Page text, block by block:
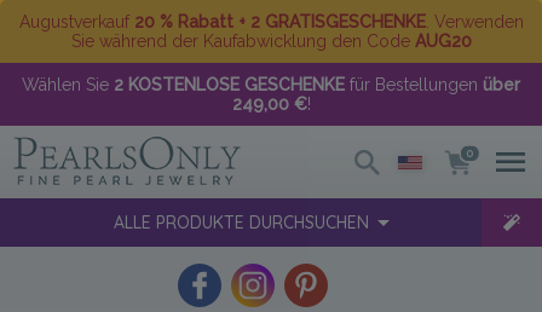
Augustverkauf 20 % Rabatt + 2 GRATISGESCHENKE. Verwenden
Sie während der Kaufabwicklung den Code AUG20
Wählen Sie 2 KOSTENLOSE GESCHENKE für Bestellungen über
249,00 €!
0
ALLE PRODUKTE DURCHSUCHEN